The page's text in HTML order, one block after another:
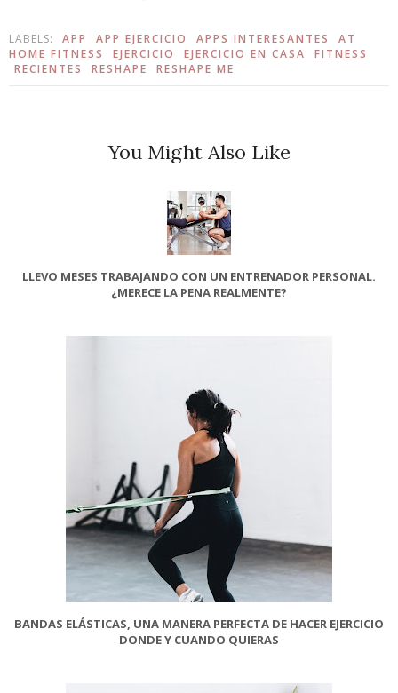
LABELS: APP APP EJERCICIO APPS INTERESANTES
AT
HOME FITNESS
EJERCICIO EJERCICIO EN CASA
FITNESS
RECIENTES
RESHAPE RESHAPE ME
You Might Also Like
LLEVO MESES TRABAJANDO CON UN ENTRENADOR PERSONAL.
¿MERECE LA PENA REALMENTE?
BANDAS ELÁSTICAS, UNA MANERA PERFECTA DE HACER EJERCICIO
DONDE Y CUANDO QUIERAS